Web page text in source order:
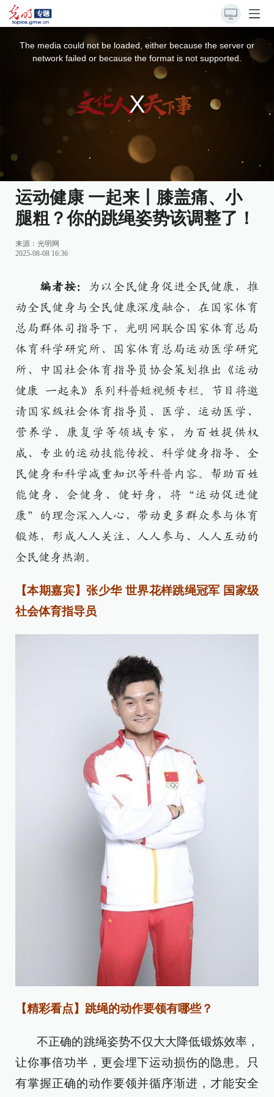
The media could not be loaded, either because the server or
network failed or because the format is not supported.
运动健康 一起来丨膝盖痛、小
腿粗？你的跳绳姿势该调整了！
来源：光明网
2025-08-08 16:36
编者按：
为以全民健身促进全民健康，推
动全民健身与全民健康深度融合，在国家体育
总局群体司指导下，光明网联合国家体育总局
体育科学研究所、国家体育总局运动医学研究
所、中国社会体育指导员协会策划推出《运动
健康 一起来》系列科普短视频专栏。节目将邀
请国家级社会体育指导员、医学、运动医学、
营养学、康复学等领域专家，为百姓提供权
威、专业的运动技能传授、科学健身指导、全
民健身和科学减重知识等科普内容。帮助百姓
能健身、会健身、健好身，将“运动促进健
康”的理念深入人心，带动更多群众参与体育
锻炼，形成人人关注、人人参与、人人互动的
全民健身热潮。
【本期嘉宾】张少华 世界花样跳绳冠军 国家级
社会体育指导员
【精彩看点】跳绳的动作要领有哪些？
不正确的跳绳姿势不仅大大降低锻炼效率，
让你事倍功半，更会埋下运动损伤的隐患。只
有掌握正确的动作要领并循序渐进，才能安全